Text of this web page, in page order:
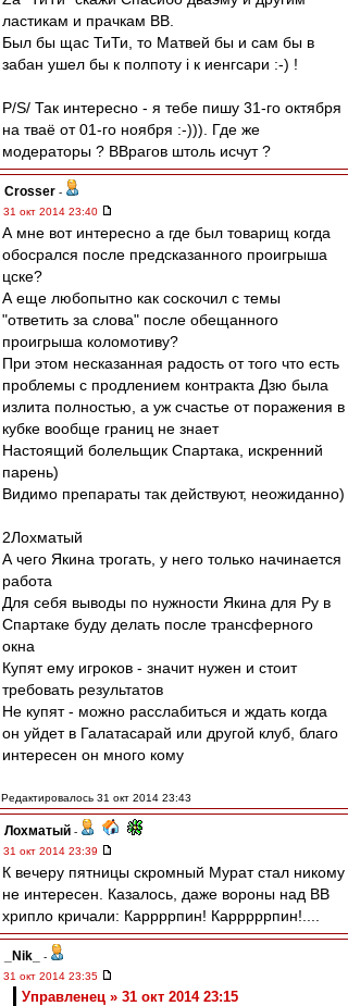
ластикам и прачкам ВВ.
Был бы щас ТиТи, то Матвей бы и сам бы в
забан ушел бы к полпоту i к иенгсари :-) !
P/S/ Так интересно - я тебе пишу 31-го октября
на тваё от 01-го ноября :-))). Где же
модераторы ? ВВрагов штоль исчут ?
Crosser -
31 окт 2014 23:40
А мне вот интересно а где был товарищ когда
обосрался после предсказанного проигрыша
цске?
А еще любопытно как соскочил с темы
"ответить за слова" после обещанного
проигрыша коломотиву?
При этом несказанная радость от того что есть
проблемы с продлением контракта Дзю была
излита полностью, а уж счастье от поражения в
кубке вообще границ не знает
Настоящий болельщик Спартака, искренний
парень)
Видимо препараты так действуют, неожиданно)
2Лохматый
А чего Якина трогать, у него только начинается
работа
Для себя выводы по нужности Якина для Ру в
Спартаке буду делать после трансферного
окна
Купят ему игроков - значит нужен и стоит
требовать результатов
Не купят - можно расслабиться и ждать когда
он уйдет в Галатасарай или другой клуб, благо
интересен он много кому
Редактировалось 31 окт 2014 23:43
Лохматый -
31 окт 2014 23:39
К вечеру пятницы скромный Мурат стал никому
не интересен. Казалось, даже вороны над ВВ
хрипло кричали: Каррррпин! Карррррпин!....
_Nik_
-
31 окт 2014 23:35
Управленец » 31 окт 2014 23:15